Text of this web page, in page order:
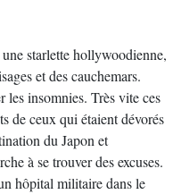
starlette hollywoodienne,
et des cauchemars.
les insomnies. Très vite ces
de ceux qui étaient dévorés
du Japon et
à se trouver des excuses.
hôpital militaire dans le